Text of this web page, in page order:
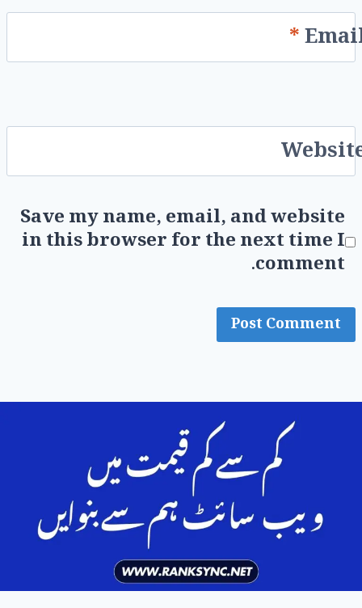
*
Save my name, email, and website
in this browser for the next time I
comment.